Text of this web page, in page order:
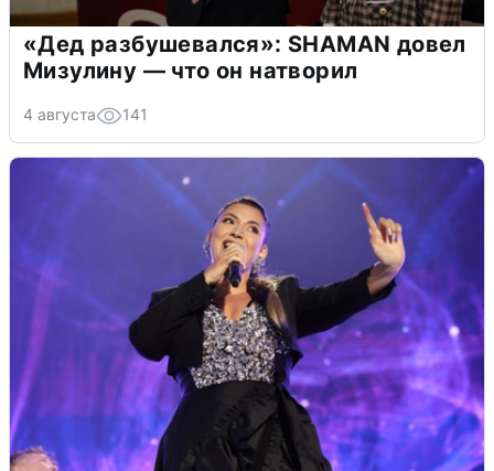
«Дед разбушевался»: SHAMAN довел
Мизулину — что он натворил
4 августа 141